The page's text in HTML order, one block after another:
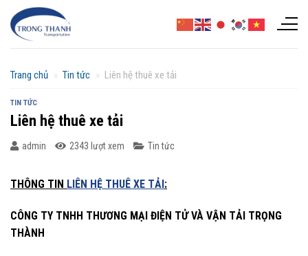
Chuyển
đến
Trang chủ » Tin tức » Liên hệ thuê xe tải
TIN TỨC
Liên hệ thuê xe tải
admin 2343 lượt xem Tin tức
THÔNG TIN LIÊN HỆ THUÊ XE TẢI :
CÔNG TY TNHH THƯƠNG MẠI ĐIỆN TỬ VÀ VẬN TẢI TRỌNG
THÀNH